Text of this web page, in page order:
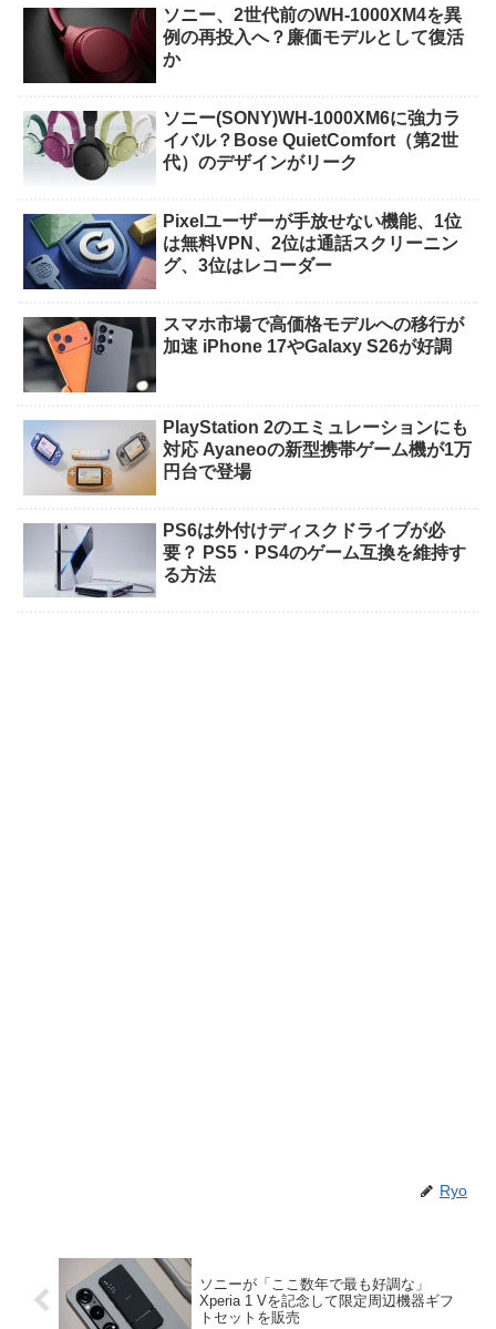
ソニー、2世代前のWH-1000XM4を異
例の再投入へ？廉価モデルとして復活
か
ソニー(SONY)WH-1000XM6に強力ラ
イバル？Bose QuietComfort（第2世
代）のデザインがリーク
Pixelユーザーが手放せない機能、1位
は無料VPN、2位は通話スクリーニン
グ、3位はレコーダー
スマホ市場で高価格モデルへの移行が
加速 iPhone 17やGalaxy S26が好調
PlayStation 2のエミュレーションにも
対応 Ayaneoの新型携帯ゲーム機が1万
円台で登場
PS6は外付けディスクドライブが必
要？ PS5・PS4のゲーム互換を維持す
る方法
Ryo
ソニーが「ここ数年で最も好調な」
Xperia 1 Vを記念して限定周辺機器ギフ
トセットを販売